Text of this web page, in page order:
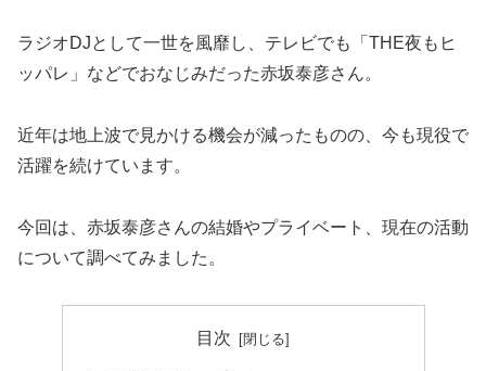
ラジオDJとして一世を風靡し、テレビでも「THE夜もヒ
ッパレ」などでおなじみだった赤坂泰彦さん。
近年は地上波で見かける機会が減ったものの、今も現役で
活躍を続けています。
今回は、赤坂泰彦さんの結婚やプライベート、現在の活動
について調べてみました。
目次